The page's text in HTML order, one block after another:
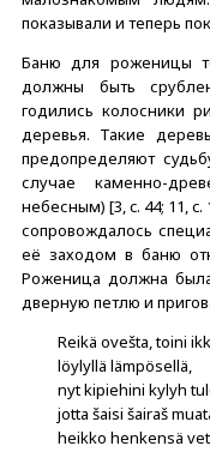
показывали и теперь
Баню для роженицы
должны быть
годились колосники
деревья. Такие
предопределяют
случае каменно-
небесным) [3, c. 44; 11,
сопровождалось
её заходом в баню
Роженица должна
дверную петлю и
Reikä ovešta, toini
löylyllä lämpösellä,
nyt kipiehini kylyh
jotta šaisi šairaš
heikko henkensä